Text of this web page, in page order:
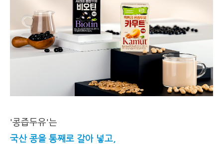
'콩즙두유'는
국산 콩을 통째로 갈아 넣고,